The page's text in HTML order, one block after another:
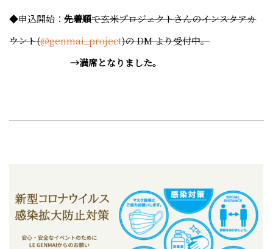
◆申込開始：先着順で玄米プロジェクトさんのインスタアカ
ウント(@genmai_project)の DM より受付中。
→満席となりました。